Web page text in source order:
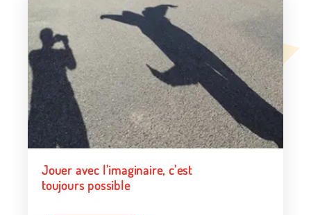
Jouer avec l'imaginaire, c'est
toujours possible